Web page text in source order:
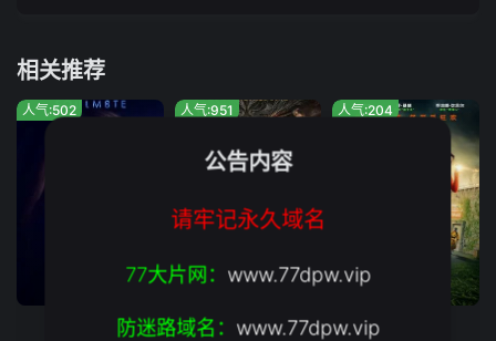
相关推荐
人气:502
灵魂伴侣
正片
人气:951
灵猪降妖
人气:204
绿液惊魂
公告内容
请牢记永久域名
77大片网： www.77dpw.vip
防迷路域名： www.77dpw.vip